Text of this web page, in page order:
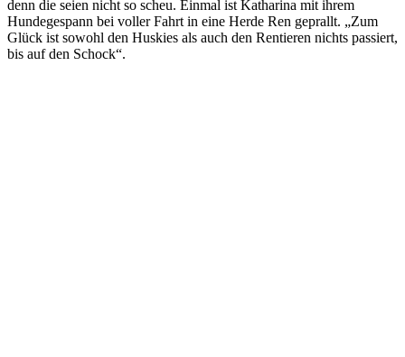
denn die seien nicht so scheu. Einmal ist Katharina mit ihrem
Hundegespann bei voller Fahrt in eine Herde Ren geprallt. „Zum
Glück ist sowohl den Huskies als auch den Rentieren nichts passiert,
bis auf den Schock“.